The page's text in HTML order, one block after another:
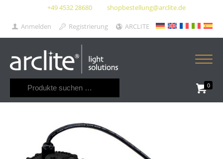
+49 4532 28680 shopbestellung@arclite.de
Anmelden Registrierung ARCLITE
0